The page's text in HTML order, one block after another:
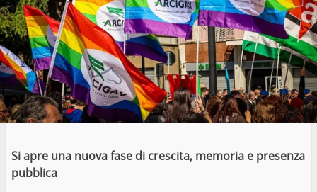
Si apre una nuova fase di crescita, memoria e presenza
pubblica